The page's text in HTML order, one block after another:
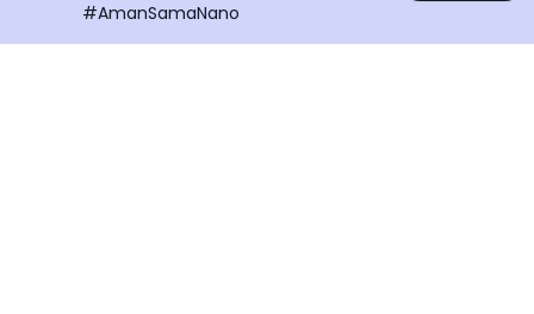
#AmanSamaNano